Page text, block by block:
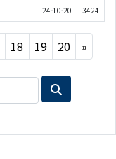
24-10-20 3424
18 19 20 »Next